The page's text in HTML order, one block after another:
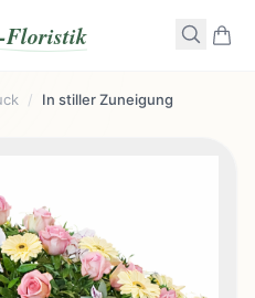
Floristik
/ In stiller Zuneigung